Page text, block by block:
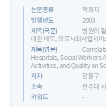
논문종류
학회지
발행년도
2003
제목(국문)
병원의
대한 태도, 의료사회사업서
제목(영문)
Hospitals, Social Workers
Activities, and Quality on
저자
강흥구
소속
전주대
키워드
-